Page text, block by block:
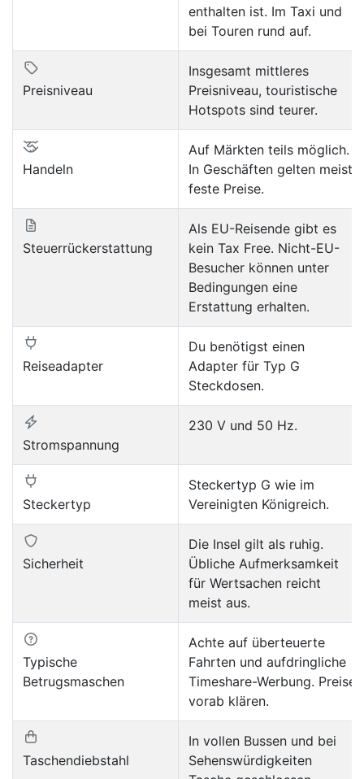
enthalten ist. Im Taxi und
bei Touren rund auf.
Preisniveau
Insgesamt mittleres
Preisniveau, touristische
Hotspots sind teurer.
Handeln
Auf Märkten teils möglich.
In Geschäften gelten meist
feste Preise.
Steuerrückerstattung
Als EU-Reisende gibt es
kein Tax Free. Nicht-EU-
Besucher können unter
Bedingungen eine
Erstattung erhalten.
Reiseadapter
Du benötigst einen
Adapter für Typ G
Steckdosen.
Stromspannung
230 V und 50 Hz.
Steckertyp
Steckertyp G wie im
Vereinigten Königreich.
Sicherheit
Die Insel gilt als ruhig.
Übliche Aufmerksamkeit
für Wertsachen reicht
meist aus.
Typische
Betrugsmaschen
Achte auf überteuerte
Fahrten und aufdringliche
Timeshare-Werbung. Preise
vorab klären.
Taschendiebstahl
In vollen Bussen und bei
Sehenswürdigkeiten